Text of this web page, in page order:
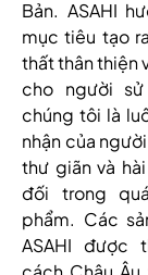
Bản. ASAHI
mục tiêu tạo
thất thân thiện
cho người
chúng tôi là
nhận của
thư giãn và
đối trong
phẩm. Các
ASAHI được